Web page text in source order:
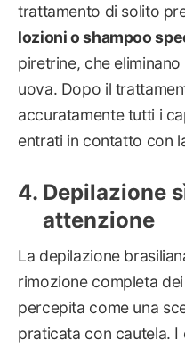
trattamento di solito
lozioni o shampoo
piretrine, che
uova. Dopo il
accuratamente tutti i
entrati in contatto con
Depilazione
attenzione
La depilazione
rimozione completa
percepita come una
praticata con cautela.